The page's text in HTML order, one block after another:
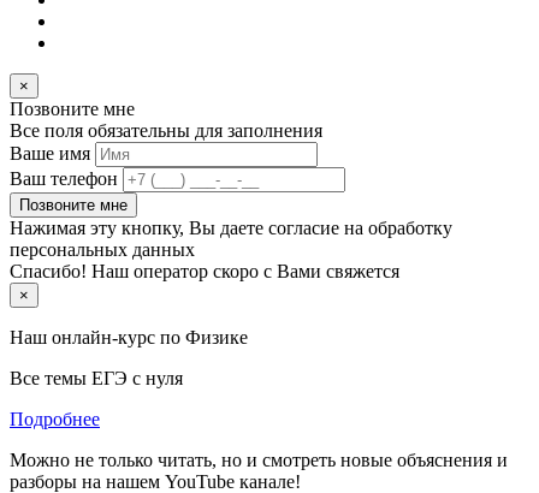
×
Позвоните мне
Все поля обязательны для заполнения
Ваше имя
Ваш телефон
Позвоните мне
Нажимая эту кнопку, Вы даете согласие на обработку
персональных данных
Спасибо! Наш оператор скоро с Вами свяжется
×
Наш онлайн-курс по Физике
Все темы ЕГЭ с нуля
Подробнее
Можно не только читать, но и смотреть новые объяснения и
разборы на нашем YouTube канале!